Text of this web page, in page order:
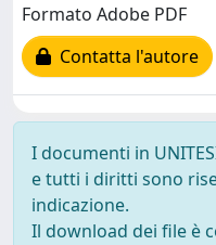
Formato Adobe PDF
Contatta l'autore
I documenti in
e tutti i diritti sono
indicazione.
Il download dei file è